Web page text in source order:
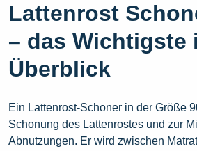
Lattenrost
– das Wichtigste
Überblick
Ein Lattenrost-Schoner in der Größe
Schonung des Lattenrostes und zur
Abnutzungen. Er wird zwischen